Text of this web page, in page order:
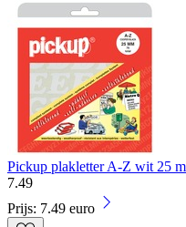
Pickup plakletter A-Z wit 25
7.49
Prijs: 7.49 euro